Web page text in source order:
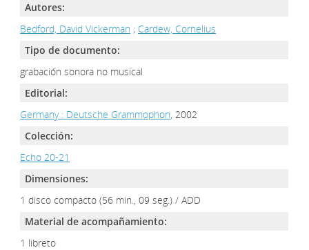
Autores:
Bedford, David Vickerman ; Cardew, Cornelius
Tipo de documento:
grabación sonora no musical
Editorial:
Germany : Deutsche Grammophon, 2002
Colección:
Echo 20-21
Dimensiones:
1 disco compacto (56 min., 09 seg.) / ADD
Material de acompañamiento:
1 libreto